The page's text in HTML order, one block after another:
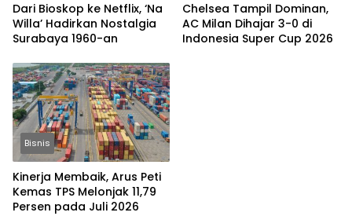
Dari Bioskop ke Netflix, ‘Na
Willa’ Hadirkan Nostalgia
Surabaya 1960-an
Chelsea Tampil Dominan,
AC Milan Dihajar 3-0 di
Indonesia Super Cup 2026
Bisnis
Kinerja Membaik, Arus Peti
Kemas TPS Melonjak 11,79
Persen pada Juli 2026